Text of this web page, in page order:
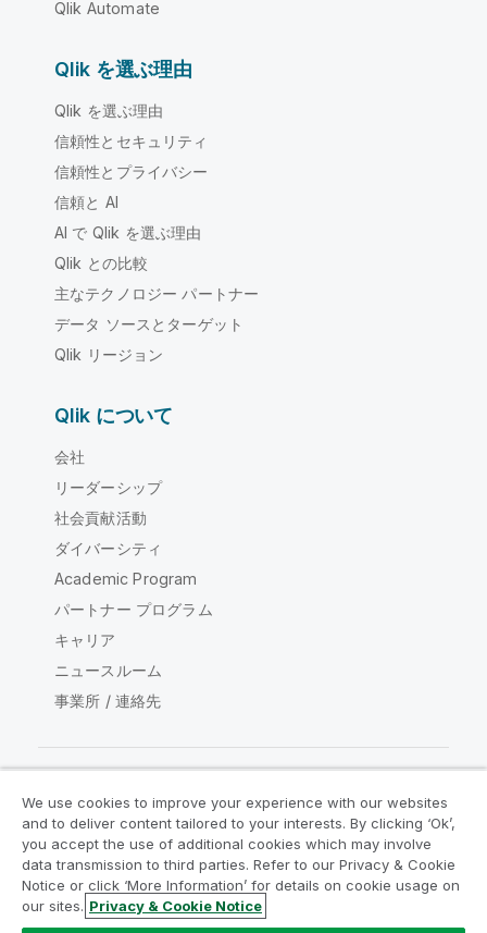
Qlik Automate
Qlik を選ぶ理由
Qlik を選ぶ理由
信頼性とセキュリティ
信頼性とプライバシー
信頼と AI
AI で Qlik を選ぶ理由
Qlik との比較
主なテクノロジー パートナー
データ ソースとターゲット
Qlik リージョン
Qlik について
会社
リーダーシップ
社会貢献活動
ダイバーシティ
Academic Program
パートナー プログラム
キャリア
ニュースルーム
事業所 / 連絡先
Qlik コミュニティ
法的契約 製品規約
Legal Policies
リーガルポリシー
利用規約
We use cookies to improve your experience with our websites
and to deliver content tailored to your interests. By clicking ‘Ok’,
you accept the use of additional cookies which may involve
data transmission to third parties. Refer to our Privacy & Cookie
Notice or click ‘More Information’ for details on cookie usage on
our sites. Privacy & Cookie Notice